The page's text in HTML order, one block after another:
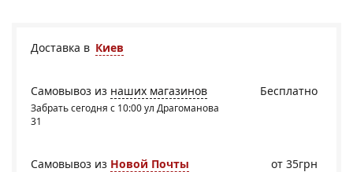
Доставка в Киев
Бесплатно
Самовывоз из наших магазинов
Забрать сегодня с 10:00 ул Драгоманова
31
Самовывоз из Новой Почты от 35грн